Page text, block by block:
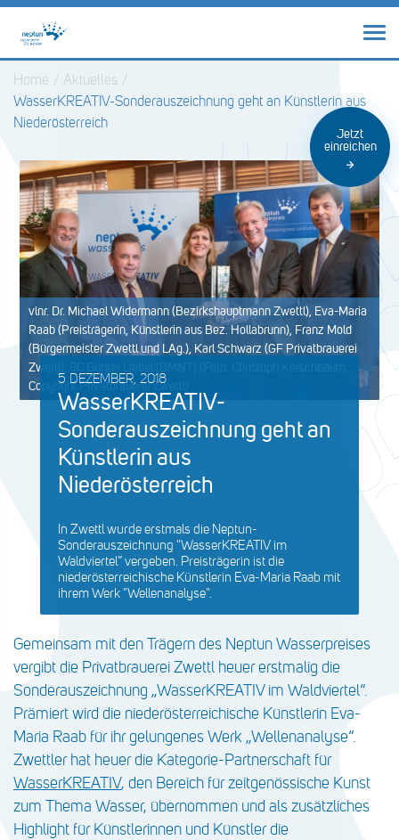
Jetzt
einreichen
Home / Aktuelles /
WasserKREATIV-Sonderauszeichnung geht an Künstlerin aus
Niederösterreich
vlnr. Dr. Michael Widermann (Bezirkshauptmann Zwettl), Eva-Maria
Raab (Preisträgerin, Künstlerin aus Bez. Hollabrunn), Franz Mold
(Bürgermeister Zwettl und LAg.), Karl Schwarz (GF Privatbrauerei
Zwettl), SC Günter Liebel (BMNT) (Foto: Christoph Kerschbaum;
Copyright Privatbrauerei Zwettl)
5 DEZEMBER, 2018
WasserKREATIV-
Sonderauszeichnung geht an
Künstlerin aus
Niederösterreich
In Zwettl wurde erstmals die Neptun-
Sonderauszeichnung "WasserKREATIV im
Waldviertel” vergeben. Preisträgerin ist die
niederösterreichische Künstlerin Eva-Maria Raab mit
ihrem Werk "Wellenanalyse".
Gemeinsam mit den Trägern des Neptun Wasserpreises
vergibt die Privatbrauerei Zwettl heuer erstmalig die
Sonderauszeichnung „WasserKREATIV im Waldviertel“.
Prämiert wird die niederösterreichische Künstlerin Eva-
Maria Raab für ihr gelungenes Werk „Wellenanalyse“.
Zwettler hat heuer die Kategorie-Partnerschaft für
WasserKREATIV, den Bereich für zeitgenössische Kunst
zum Thema Wasser, übernommen und als zusätzliches
Highlight für Künstlerinnen und Künstler die